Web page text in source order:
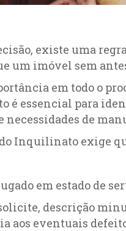
existe uma
um imóvel sem
em todo o
é essencial para
de
Inquilinato exige
em estado de
descrição
aos eventuais